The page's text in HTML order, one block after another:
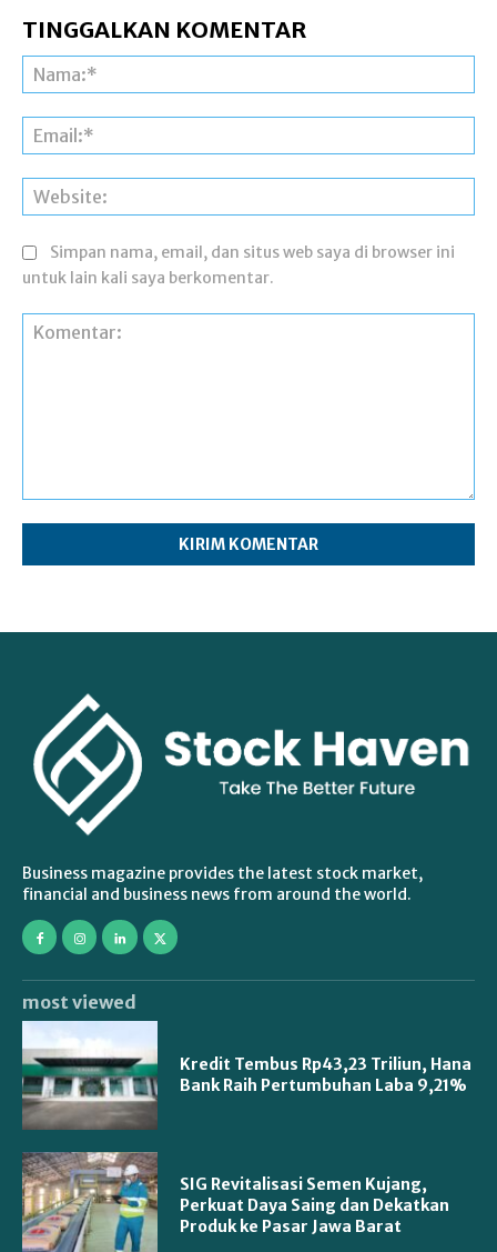
TINGGALKAN KOMENTAR
Simpan nama, email, dan situs web saya di browser ini
untuk lain kali saya berkomentar.
Business magazine provides the latest stock market,
financial and business news from around the world.
most viewed
Kredit Tembus Rp43,23 Triliun, Hana
Bank Raih Pertumbuhan Laba 9,21%
SIG Revitalisasi Semen Kujang,
Perkuat Daya Saing dan Dekatkan
Produk ke Pasar Jawa Barat